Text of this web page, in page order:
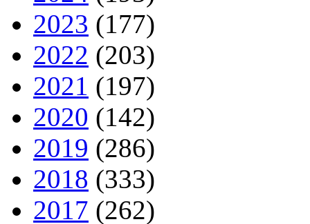
2023 (177)
2022 (203)
2021 (197)
2020 (142)
2019 (286)
2018 (333)
2017 (262)